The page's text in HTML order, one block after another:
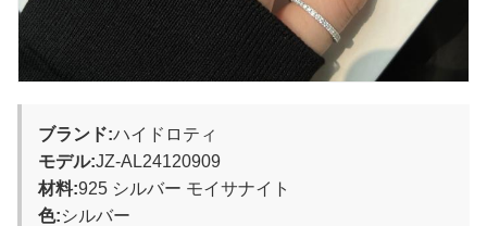
ブランド:ハイドロティ
モデル:JZ-AL24120909
材料:925 シルバー モイサナイト
色:シルバー